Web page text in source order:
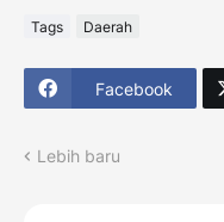
Tags Daerah
Facebook
Lebih baru